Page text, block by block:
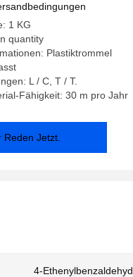
1 KG
quantity
Plastiktrommel
L / C, T / T.
Fähigkeit: 30 m pro Jahr
Reden Jetzt.
4-Ethenylbenzaldehyd